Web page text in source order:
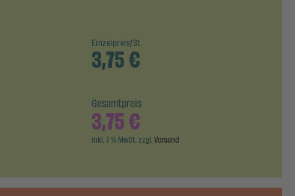
Einzelpreis/St.
3,75€
Gesamtpreis
3,75€
inkl. 7 % MwSt. zzgl.Versand